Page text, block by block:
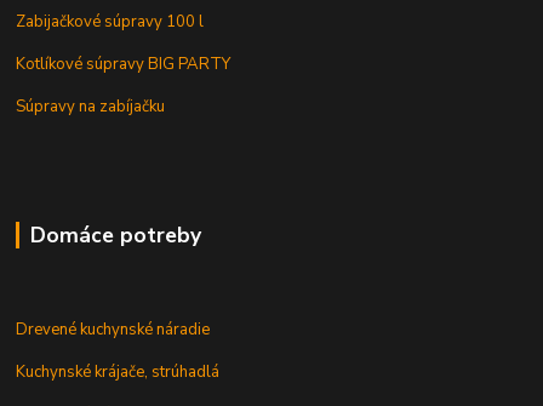
Zabijačkové súpravy 100 l
Kotlíkové súpravy BIG PARTY
Súpravy na zabíjačku
Domáce potreby
Drevené kuchynské náradie
Kuchynské krájače, strúhadlá